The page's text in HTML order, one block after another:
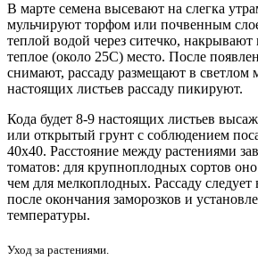
В марте семена высевают на слегка
мульчируют торфом или почвенным
теплой водой через ситечко, накрывают
теплое (около 25С) место. После
снимают, рассаду размещают в светлом
настоящих листьев рассаду пикируют.
Кода будет 8-9 настоящих листьев
или открытый грунт с соблюдением
40х40. Расстояние между растениями
томатов: для крупноплодных сортов
чем для мелкоплодных. Рассаду
после окончания заморозков и
температуры.
Уход за растениями.